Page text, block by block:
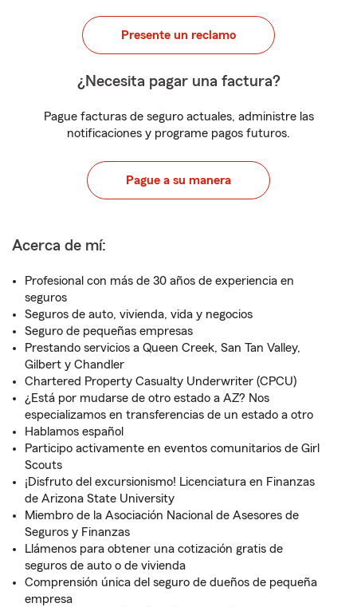
Presente un reclamo
¿Necesita pagar una factura?
Pague facturas de seguro actuales, administre las
notificaciones y programe pagos futuros.
Pague a su manera
Acerca de mí:
Profesional con más de 30 años de experiencia en
seguros
Seguros de auto, vivienda, vida y negocios
Seguro de pequeñas empresas
Prestando servicios a Queen Creek, San Tan Valley,
Gilbert y Chandler
Chartered Property Casualty Underwriter (CPCU)
¿Está por mudarse de otro estado a AZ? Nos
especializamos en transferencias de un estado a otro
Hablamos español
Participo activamente en eventos comunitarios de Girl
Scouts
¡Disfruto del excursionismo! Licenciatura en Finanzas
de Arizona State University
Miembro de la Asociación Nacional de Asesores de
Seguros y Finanzas
Llámenos para obtener una cotización gratis de
seguros de auto o de vivienda
Comprensión única del seguro de dueños de pequeña
empresa